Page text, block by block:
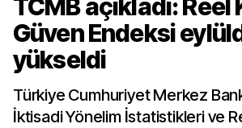
TCMB açıkladı: Reel
Güven Endeksi
yükseldi
Türkiye Cumhuriyet Merkez
İktisadi Yönelim İstatistikleri ve